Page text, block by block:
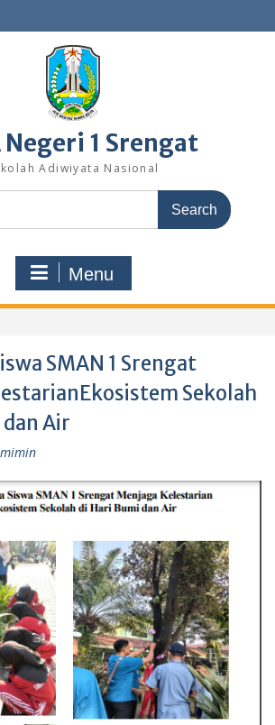
Negeri 1 Srengat
Adiwiyata Nasional
Menu
SMAN 1 Srengat
Sekolah
Air
mimin